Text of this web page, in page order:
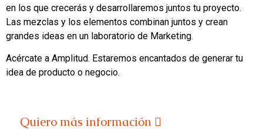
en los que crecerás y desarrollaremos juntos tu proyecto.
Las mezclas y los elementos combinan juntos y crean
grandes ideas en un laboratorio de Marketing.
Acércate a Amplitud. Estaremos encantados de generar tu
idea de producto o negocio.
Quiero más información